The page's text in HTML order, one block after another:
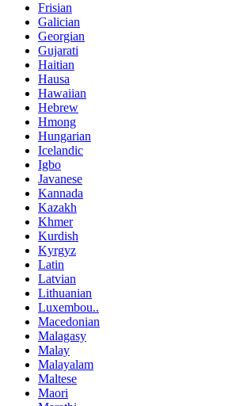
Frisian
Galician
Georgian
Gujarati
Haitian
Hausa
Hawaiian
Hebrew
Hmong
Hungarian
Icelandic
Igbo
Javanese
Kannada
Kazakh
Khmer
Kurdish
Kyrgyz
Latin
Latvian
Lithuanian
Luxembou..
Macedonian
Malagasy
Malay
Malayalam
Maltese
Maori